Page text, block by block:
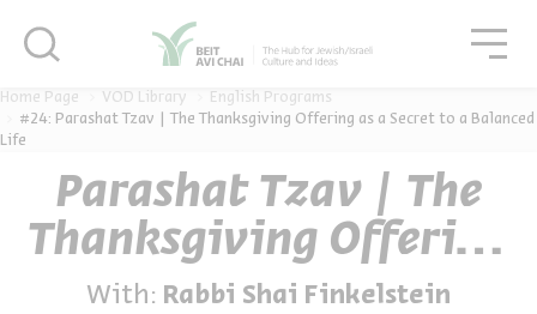
Home Page VOD Library
English Programs
#24: Parashat Tzav | The Thanksgiving Offering as a Secret to a Balanced
Life
Parashat Tzav | The
Thanksgiving Offering
as a Secret to a
With: Rabbi Shai Finkelstein